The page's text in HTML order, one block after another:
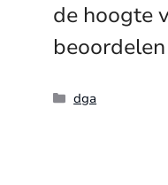
de hoogte
Categories
dga